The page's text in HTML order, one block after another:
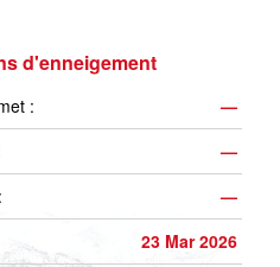
d'enneigement
:
—
—
—
23 Mar 2026